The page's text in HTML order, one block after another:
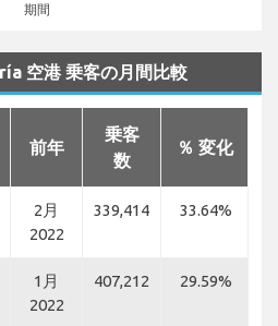
期間
空港 乗客の月間比較
前年
乗客
数
％ 変化
2月
2022
339,414 33.64%
1月
2022
407,212 29.59%